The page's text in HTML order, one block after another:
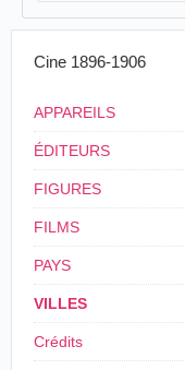
The kinetoscope,
placed on exhibition
Vine Street.
The Cincinnati Post
octobre 1894, p. 6.
Salmar's, 183 Walnut.
The Cincinnati
décembre 1894, p. 5.
Cine 1896-1906
APPAREILS
ÉDITEURS
FIGURES
FILMS
PAYS
VILLES
Crédits